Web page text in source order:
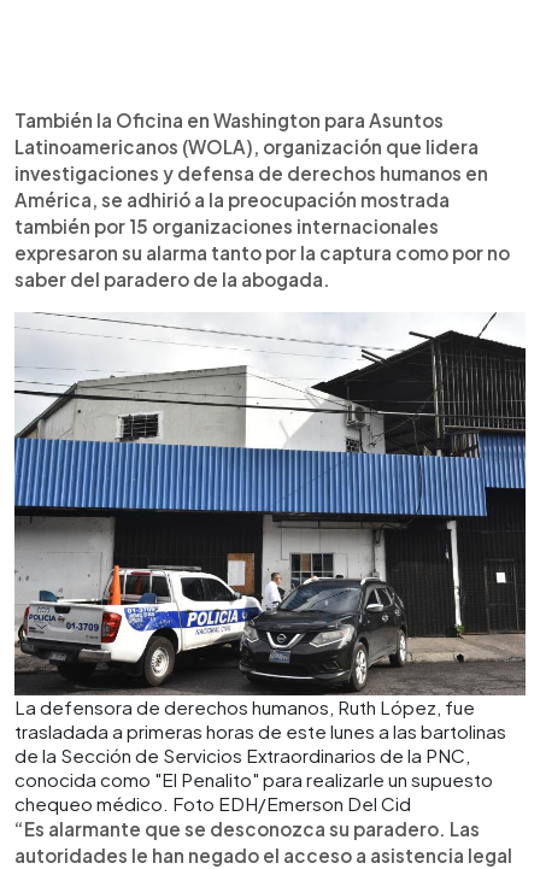
También la Oficina en Washington para Asuntos
Latinoamericanos (WOLA), organización que lidera
investigaciones y defensa de derechos humanos en
América, se adhirió a la preocupación mostrada
también por 15 organizaciones internacionales
expresaron su alarma tanto por la captura como por no
saber del paradero de la abogada.
La defensora de derechos humanos, Ruth López, fue
trasladada a primeras horas de este lunes a las bartolinas
de la Sección de Servicios Extraordinarios de la PNC,
conocida como "El Penalito" para realizarle un supuesto
chequeo médico. Foto EDH/Emerson Del Cid
“Es alarmante que se desconozca su paradero. Las
autoridades le han negado el acceso a asistencia legal